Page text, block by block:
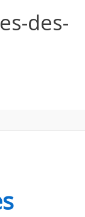
des-